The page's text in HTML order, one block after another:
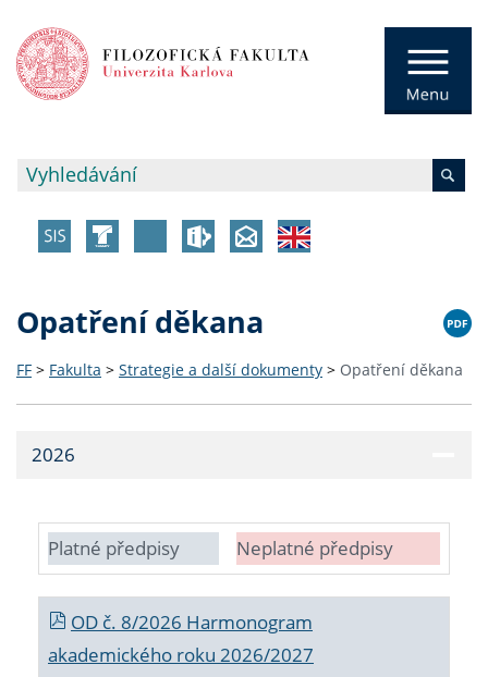
Opatření děkana
FF > Fakulta > Strategie a další dokumenty > Opatření děkana
2026
Platné předpisy Neplatné předpisy
OD č. 8/2026 Harmonogram
akademického roku 2026/2027